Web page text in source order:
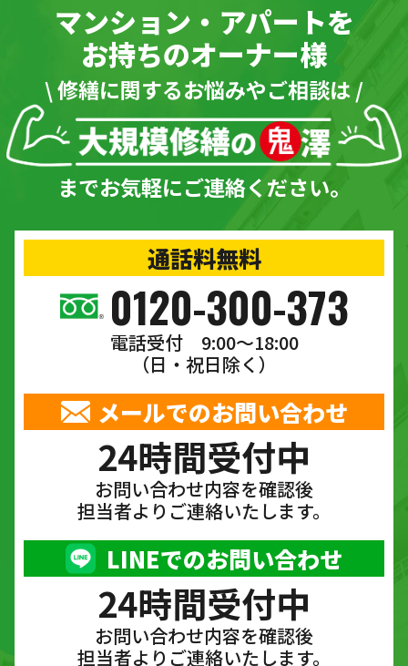
マンション・アパートを
お持ちのオーナー様
\ 修繕に関するお悩みやご相談は /
までお気軽にご連絡ください。
通話料無料
0120-300-373
電話受付 9:00〜18:00
（日・祝日除く）
メールでのお問い合わせ
24時間受付中
お問い合わせ内容を確認後
担当者よりご連絡いたします。
LINEでのお問い合わせ
24時間受付中
お問い合わせ内容を確認後
担当者よりご連絡いたします。